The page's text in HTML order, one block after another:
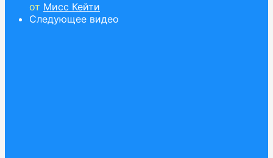
от Мисс Кейти
Следующее видео